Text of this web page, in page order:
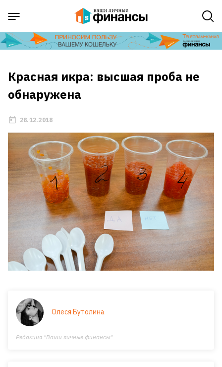
Красная икра: высшая проба не
обнаружена
28.12.2018
Олеся Бутолина
Редакция "Ваши личные финансы"